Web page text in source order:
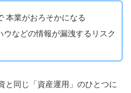
本業がおろそかになる
ウなどの情報が漏洩するリスク
と同じ「資産運用」のひとつに